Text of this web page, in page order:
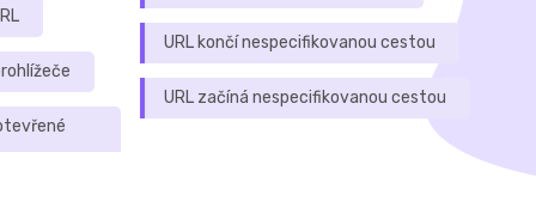
URL končí nespecifikovanou cestou
URL začíná nespecifikovanou cestou